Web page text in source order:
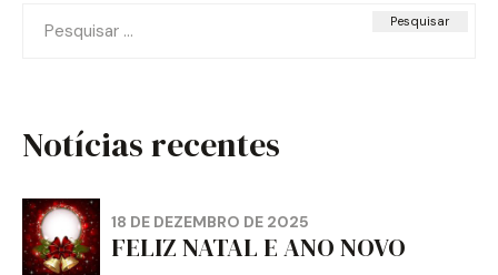
por:
Notícias recentes
18 DE DEZEMBRO DE 2025
FELIZ NATAL E ANO NOVO